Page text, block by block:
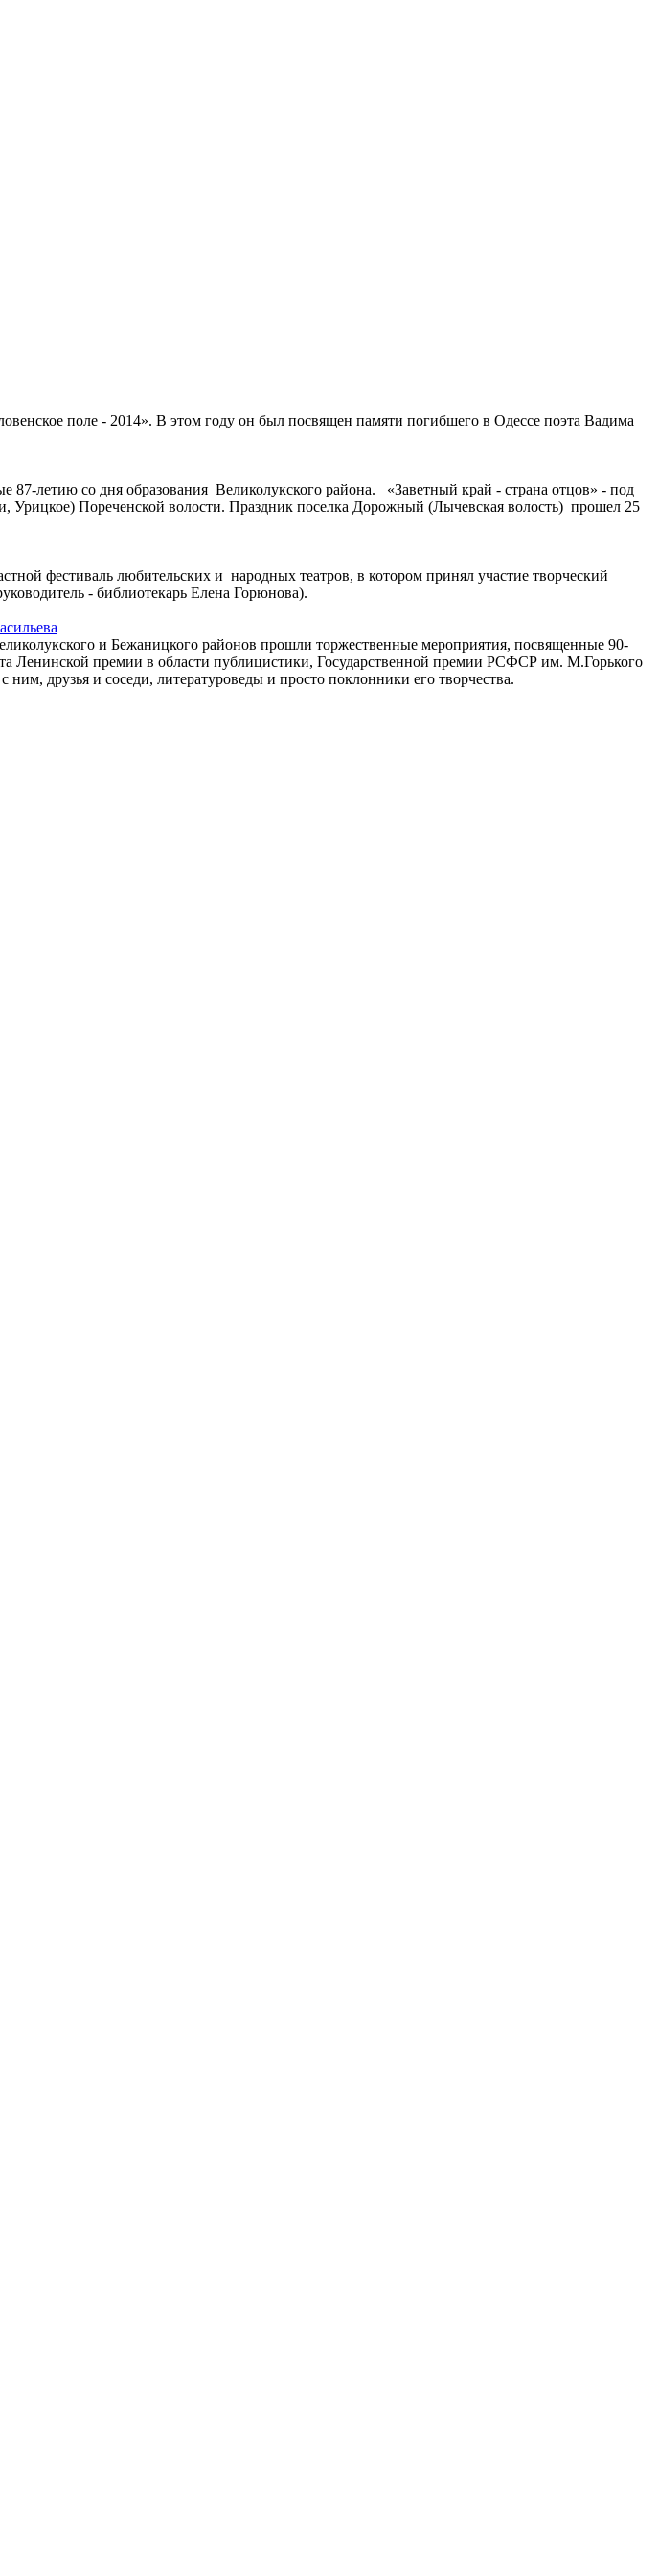
поле - 2014». В этом году он был посвящен памяти погибшего в Одессе поэта Вадима
летию со дня образования Великолукского района. «Заветный край - страна отцов» - под
Урицкое) Пореченской волости. Праздник поселкa Дорожный (Лычевская волость) прошел 25
фестиваль любительских и народных театров, в котором принял участие творческий
- библиотекарь Елена Горюнова).
и Бежаницкого районов прошли торжественные мероприятия, посвященные 90-
Ленинской премии в области публицистики, Государственной премии РСФСР им. М.Горького
друзья и соседи, литературоведы и просто поклонники его творчества.